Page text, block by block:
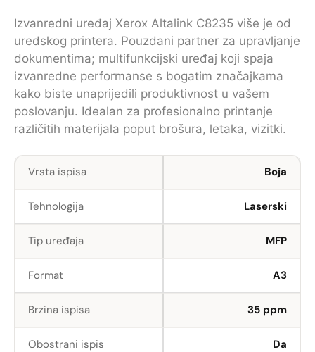
Izvanredni uređaj Xerox Altalink C8235 više je od
uredskog printera. Pouzdani partner za upravljanje
dokumentima; multifunkcijski uređaj koji spaja
izvanredne performanse s bogatim značajkama
kako biste unaprijedili produktivnost u vašem
poslovanju. Idealan za profesionalno printanje
različitih materijala poput brošura, letaka, vizitki.
Vrsta ispisa Boja
Tehnologija Laserski
Tip uređaja MFP
Format A3
Brzina ispisa 35 ppm
Obostrani ispis Da